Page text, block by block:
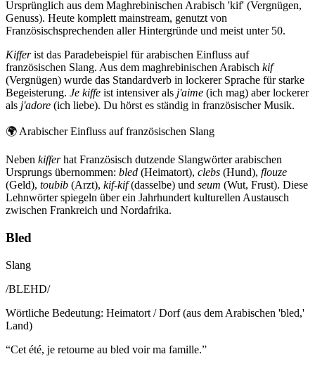
Ursprünglich aus dem Maghrebinischen Arabisch 'kif' (Vergnügen,
Genuss). Heute komplett mainstream, genutzt von
Französischsprechenden aller Hintergründe und meist unter 50.
Kifferist das Paradebeispiel für arabischen Einfluss auf
französischen Slang. Aus dem maghrebinischen Arabisch kif
(Vergnügen) wurde das Standardverb in lockerer Sprache für starke
Begeisterung. Je kiffe ist intensiver als j'aime (ich mag) aber lockerer
als j'adore (ich liebe). Du hörst es ständig in französischer Musik.
🌍 Arabischer Einfluss auf französischen Slang
Neben kifferhat Französisch dutzende Slangwörter arabischen
Ursprungs übernommen: bled (Heimatort), clebs (Hund), flouze
(Geld), toubib (Arzt), kif-kif(dasselbe) und seum (Wut, Frust). Diese
Lehnwörter spiegeln über ein Jahrhundert kulturellen Austausch
zwischen Frankreich und Nordafrika.
Bled
Slang
/BLEHD/
Wörtliche Bedeutung: Heimatort / Dorf (aus dem Arabischen 'bled,'
Land)
“Cet été, je retourne au bled voir ma famille.”